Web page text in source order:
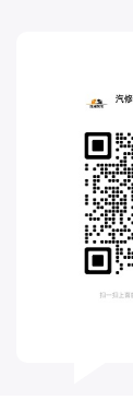
长安-跨越
D
DS
DS
DS-进口
东南